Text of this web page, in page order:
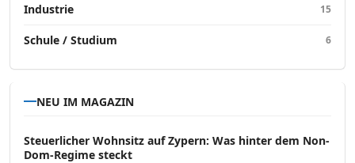
Industrie 15
Schule / Studium 6
NEU IM MAGAZIN
Steuerlicher Wohnsitz auf Zypern: Was hinter dem Non-
Dom-Regime steckt